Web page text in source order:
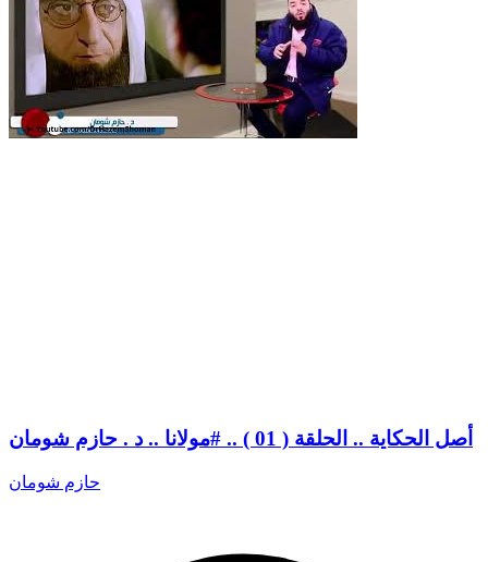
أصل الحكاية .. الحلقة ( 01 ) .. #مولانا .. د . حازم شومان
حازم شومان